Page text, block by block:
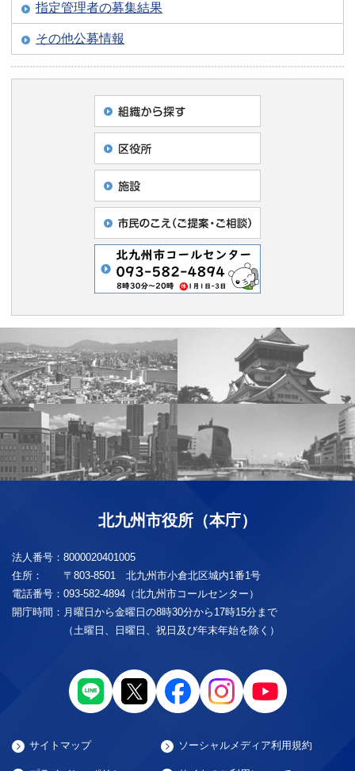
指定管理者の募集結果
その他公募情報
北九州市役所（本庁）
法人番号： 8000020401005
住所：
〒803-8501 北九州市小倉北区城内1番1号
電話番号： 093-582-4894（北九州市コールセンター）
開庁時間： 月曜日から金曜日の8時30分から17時15分まで
（土曜日、日曜日、祝日及び年末年始を除く）
サイトマップ ソーシャルメディア利用規約